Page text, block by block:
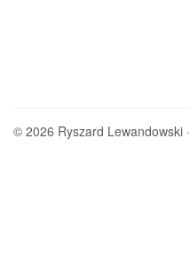
© 2026 Ryszard Lewandowski ·